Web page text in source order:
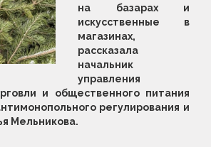
на базарах и
искусственные в
магазинах,
рассказала
начальник
управления
и общественного питания
регулирования и
Мельникова.